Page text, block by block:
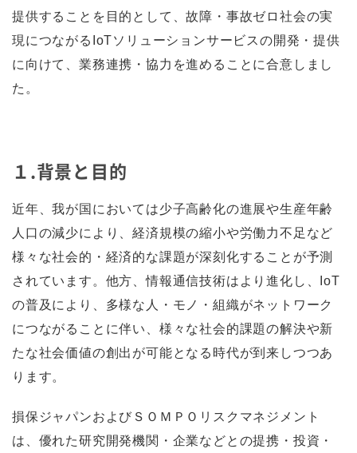
提供することを目的として、故障・事故ゼロ社会の実
現につながるIoTソリューションサービスの開発・提供
に向けて、業務連携・協力を進めることに合意しまし
た。
１.背景と目的
近年、我が国においては少子高齢化の進展や生産年齢
人口の減少により、経済規模の縮小や労働力不足など
様々な社会的・経済的な課題が深刻化することが予測
されています。他方、情報通信技術はより進化し、IoT
の普及により、多様な人・モノ・組織がネットワーク
につながることに伴い、様々な社会的課題の解決や新
たな社会価値の創出が可能となる時代が到来しつつあ
ります。
損保ジャパンおよびＳＯＭＰＯリスクマネジメント
は、優れた研究開発機関・企業などとの提携・投資・